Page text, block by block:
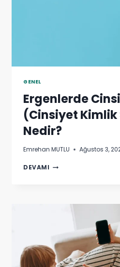
GENEL
Ergenlerde
(Cinsiyet
Nedir?
Emrehan MUTLU Ağustos 3,
DEVAMI ERGENLERDE
KIMLIK